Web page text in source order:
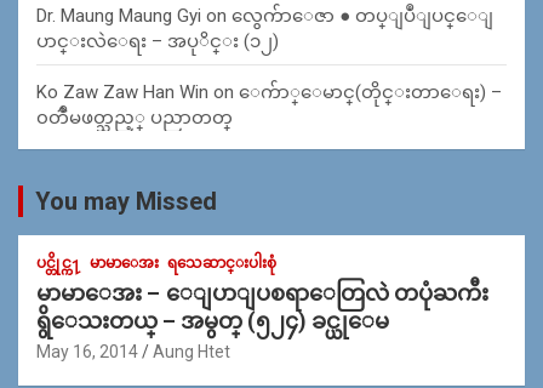
Dr. Maung Maung Gyi on လွေက်ာေဇာ ● တပ္ျပဳျပင္ေျ
ပာင္းလဲေရး – အပုိင္း (၁၂)
Ko Zaw Zaw Han Win on ေက်ာ္ေမာင္(တိုင္းတာေရး) –
၀တၳဳမဖတ္သည့္ ပညာတတ္
You may Missed
ပင္တိုင္က႑ မာမာေအး ရသေဆာင္းပါးစုံ
မာမာေအး – ေျပာျပစရာေတြလဲ တပုံႀကီး
ရွိေသးတယ္ – အမွတ္ (၅၂၄) ခင္ယုေမ
May 16, 2014 Aung Htet